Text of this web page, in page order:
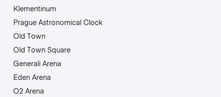
Klementinum
Prague Astronomical Clock
Old Town
Old Town Square
Generali Arena
Eden Arena
O2 Arena